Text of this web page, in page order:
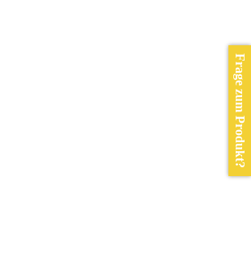
Frage zum Produkt?